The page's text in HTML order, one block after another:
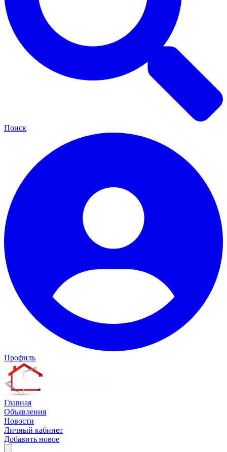
Поиск
Профиль
Главная
Объявления
Новости
Личный кабинет
Добавить новое